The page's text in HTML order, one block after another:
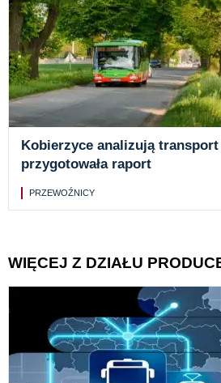
Kobierzyce analizują
przygotowała raport
PRZEWOŹNICY
WIĘCEJ Z DZIAŁU